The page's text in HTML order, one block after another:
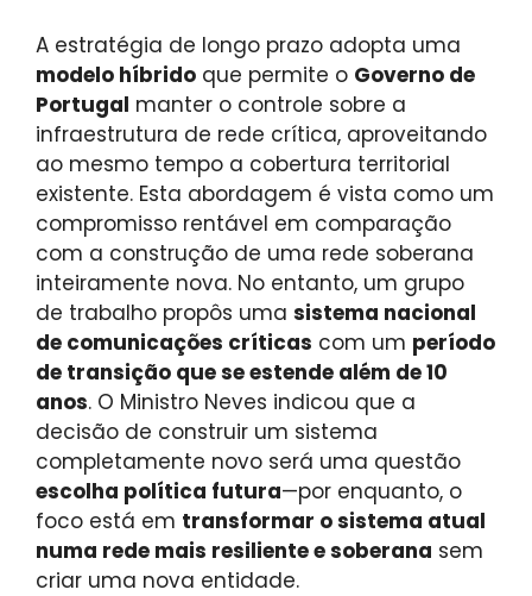
A estratégia de longo prazo adopta uma
modelo híbrido que permite o Governo de
Portugal manter o controle sobre a
infraestrutura de rede crítica, aproveitando
ao mesmo tempo a cobertura territorial
existente. Esta abordagem é vista como um
compromisso rentável em comparação
com a construção de uma rede soberana
inteiramente nova. No entanto, um grupo
de trabalho propôs uma sistema nacional
de comunicações críticas com um período
de transição que se estende além de 10
anos. O Ministro Neves indicou que a
decisão de construir um sistema
completamente novo será uma questão
escolha política futura—por enquanto, o
foco está em transformar o sistema atual
numa rede mais resiliente e soberana sem
criar uma nova entidade.